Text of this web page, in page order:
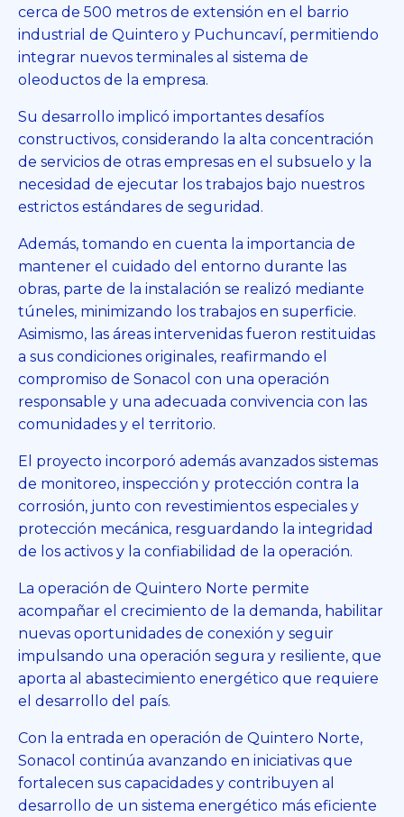
cerca de 500 metros de extensión en el barrio
industrial de Quintero y Puchuncaví, permitiendo
integrar nuevos terminales al sistema de
oleoductos de la empresa.
Su desarrollo implicó importantes desafíos
constructivos, considerando la alta concentración
de servicios de otras empresas en el subsuelo y la
necesidad de ejecutar los trabajos bajo nuestros
estrictos estándares de seguridad.
Además, tomando en cuenta la importancia de
mantener el cuidado del entorno durante las
obras, parte de la instalación se realizó mediante
túneles, minimizando los trabajos en superficie.
Asimismo, las áreas intervenidas fueron restituidas
a sus condiciones originales, reafirmando el
compromiso de Sonacol con una operación
responsable y una adecuada convivencia con las
comunidades y el territorio.
El proyecto incorporó además avanzados sistemas
de monitoreo, inspección y protección contra la
corrosión, junto con revestimientos especiales y
protección mecánica, resguardando la integridad
de los activos y la confiabilidad de la operación.
La operación de Quintero Norte permite
acompañar el crecimiento de la demanda, habilitar
nuevas oportunidades de conexión y seguir
impulsando una operación segura y resiliente, que
aporta al abastecimiento energético que requiere
el desarrollo del país.
Con la entrada en operación de Quintero Norte,
Sonacol continúa avanzando en iniciativas que
fortalecen sus capacidades y contribuyen al
desarrollo de un sistema energético más eficiente